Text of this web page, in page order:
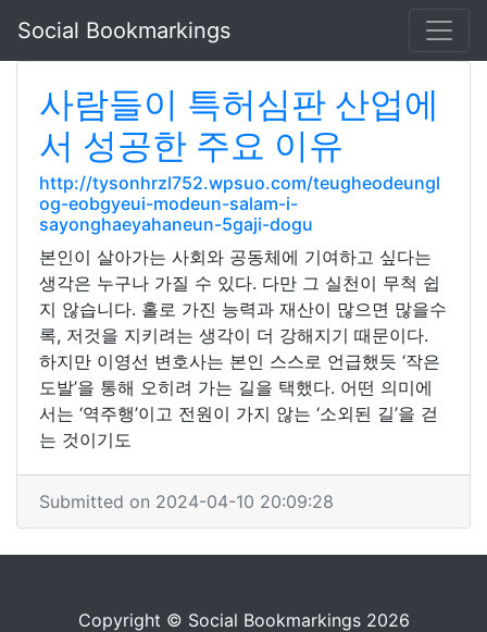
Social Bookmarkings
사람들이 특허심판 산업에
서 성공한 주요 이유
http://tysonhrzl752.wpsuo.com/teugheodeungl
og-eobgyeui-modeun-salam-i-
sayonghaeyahaneun-5gaji-dogu
본인이 살아가는 사회와 공동체에 기여하고 싶다는
생각은 누구나 가질 수 있다. 다만 그 실천이 무척 쉽
지 않습니다. 홀로 가진 능력과 재산이 많으면 많을수
록, 저것을 지키려는 생각이 더 강해지기 때문이다.
하지만 이영선 변호사는 본인 스스로 언급했듯 ‘작은
도발’을 통해 오히려 가는 길을 택했다. 어떤 의미에
서는 ‘역주행’이고 전원이 가지 않는 ‘소외된 길’을 걷
는 것이기도
Submitted on 2024-04-10 20:09:28
Copyright © Social Bookmarkings 2026